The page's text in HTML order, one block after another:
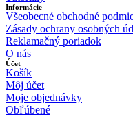
Informácie
Všeobecné obchodné
Zásady ochrany osobných
Reklamačný poriadok
O nás
Účet
Košík
Môj účet
Moje objednávky
Obľúbené